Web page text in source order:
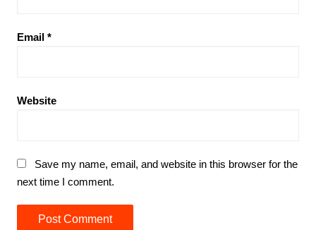
Email *
Website
Save my name, email, and website in this browser for the
next time I comment.